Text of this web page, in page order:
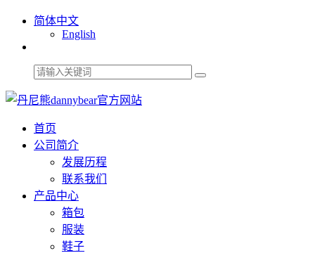
简体中文
English
首页
公司简介
发展历程
联系我们
产品中心
箱包
服装
鞋子